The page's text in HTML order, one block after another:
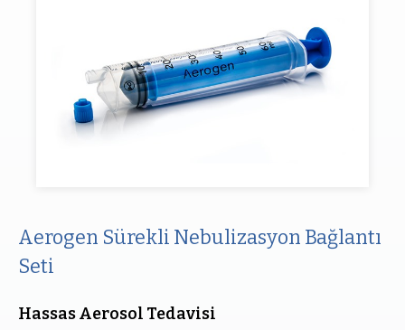
Aerogen Sürekli Nebulizasyon Bağlantı
Seti
Hassas Aerosol Tedavisi